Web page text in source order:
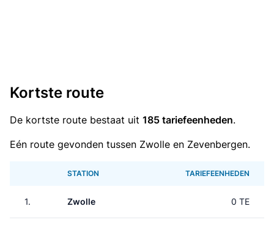
Kortste route
De kortste route bestaat uit 185 tariefeenheden.
Eén route gevonden tussen Zwolle en Zevenbergen.
STATION TARIEFEENHEDEN
1. Zwolle 0 TE